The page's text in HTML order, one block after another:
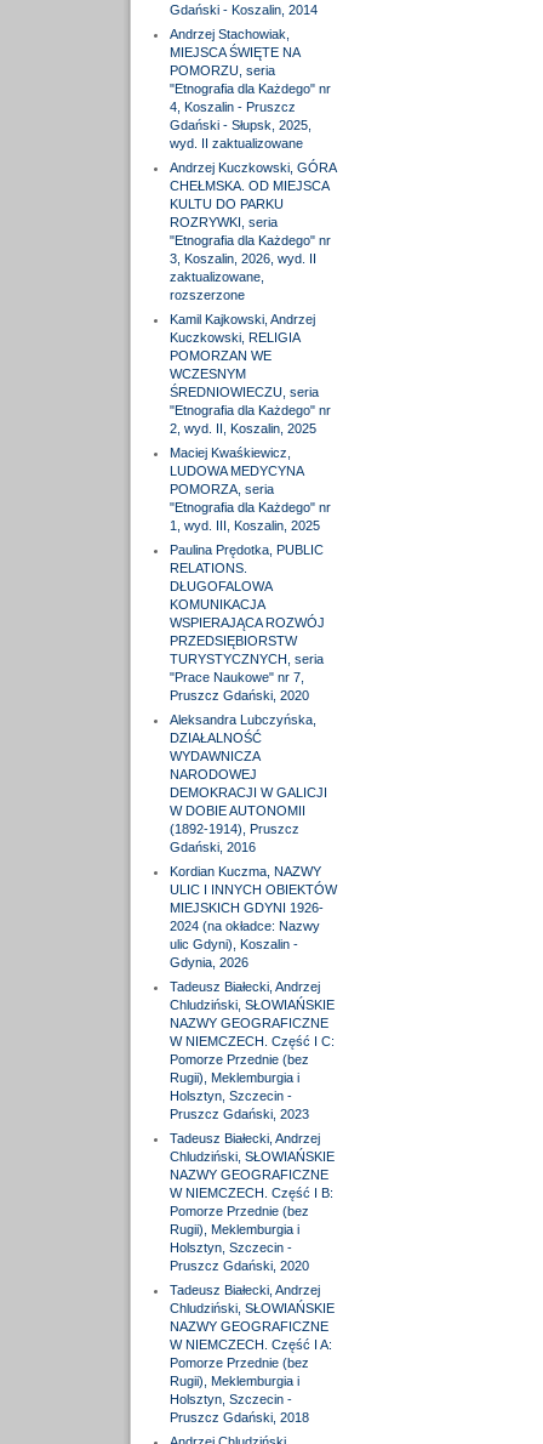
Gdański - Koszalin, 2014
Andrzej Stachowiak,
MIEJSCA ŚWIĘTE NA
POMORZU, seria
"Etnografia dla Każdego" nr
4, Koszalin - Pruszcz
Gdański - Słupsk, 2025,
wyd. II zaktualizowane
Andrzej Kuczkowski, GÓRA
CHEŁMSKA. OD MIEJSCA
KULTU DO PARKU
ROZRYWKI, seria
"Etnografia dla Każdego" nr
3, Koszalin, 2026, wyd. II
zaktualizowane,
rozszerzone
Kamil Kajkowski, Andrzej
Kuczkowski, RELIGIA
POMORZAN WE
WCZESNYM
ŚREDNIOWIECZU, seria
"Etnografia dla Każdego" nr
2, wyd. II, Koszalin, 2025
Maciej Kwaśkiewicz,
LUDOWA MEDYCYNA
POMORZA, seria
"Etnografia dla Każdego" nr
1, wyd. III, Koszalin, 2025
Paulina Prędotka, PUBLIC
RELATIONS.
DŁUGOFALOWA
KOMUNIKACJA
WSPIERAJĄCA ROZWÓJ
PRZEDSIĘBIORSTW
TURYSTYCZNYCH, seria
"Prace Naukowe" nr 7,
Pruszcz Gdański, 2020
Aleksandra Lubczyńska,
DZIAŁALNOŚĆ
WYDAWNICZA
NARODOWEJ
DEMOKRACJI W GALICJI
W DOBIE AUTONOMII
(1892-1914), Pruszcz
Gdański, 2016
Kordian Kuczma, NAZWY
ULIC I INNYCH OBIEKTÓW
MIEJSKICH GDYNI 1926-
2024 (na okładce: Nazwy
ulic Gdyni), Koszalin -
Gdynia, 2026
Tadeusz Białecki, Andrzej
Chludziński, SŁOWIAŃSKIE
NAZWY GEOGRAFICZNE
W NIEMCZECH. Część I C:
Pomorze Przednie (bez
Rugii), Meklemburgia i
Holsztyn, Szczecin -
Pruszcz Gdański, 2023
Tadeusz Białecki, Andrzej
Chludziński, SŁOWIAŃSKIE
NAZWY GEOGRAFICZNE
W NIEMCZECH. Część I B:
Pomorze Przednie (bez
Rugii), Meklemburgia i
Holsztyn, Szczecin -
Pruszcz Gdański, 2020
Tadeusz Białecki, Andrzej
Chludziński, SŁOWIAŃSKIE
NAZWY GEOGRAFICZNE
W NIEMCZECH. Część I A:
Pomorze Przednie (bez
Rugii), Meklemburgia i
Holsztyn, Szczecin -
Pruszcz Gdański, 2018